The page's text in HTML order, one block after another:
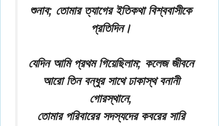
শুনাব; তোমার ত্যাগের ইতিকথা বিশ্ববাসীকে
প্রতিদিন।
যেদিন আমি প্রথম গিয়েছিলাম; কলেজ জীবনে
আরো তিন বন্ধুর সাথে ঢাকাস্থ বনানী
গোরস্থানে,
তোমার পরিবারের সদস্যদের কবরের সারি